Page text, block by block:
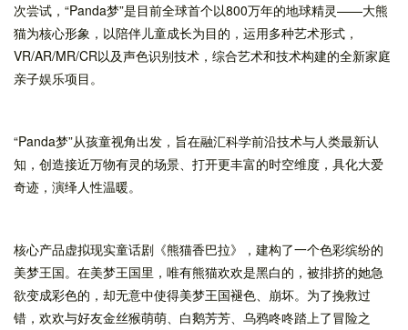
次尝试，“Panda梦”是目前全球首个以800万年的地球精灵——大熊
猫为核心形象，以陪伴儿童成长为目的，运用多种艺术形式，
VR/AR/MR/CR以及声色识别技术，综合艺术和技术构建的全新家庭
亲子娱乐项目。
“Panda梦”从孩童视角出发，旨在融汇科学前沿技术与人类最新认
知，创造接近万物有灵的场景、打开更丰富的时空维度，具化大爱
奇迹，演绎人性温暖。
核心产品虚拟现实童话剧《熊猫香巴拉》，建构了一个色彩缤纷的
美梦王国。在美梦王国里，唯有熊猫欢欢是黑白的，被排挤的她急
欲变成彩色的，却无意中使得美梦王国褪色、崩坏。为了挽救过
错，欢欢与好友金丝猴萌萌、白鹅芳芳、乌鸦咚咚踏上了冒险之